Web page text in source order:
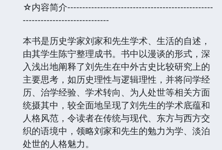
☆内容简介-------------------------------------------------
-----------------------------
本书是历史学家刘家和先生学术、生活的自述，
由其学生陈宁整理成书。书中以漫谈的形式，深
入浅出地阐释了刘先生在中外古史比较研究上的
主要思考，如历史理性与逻辑理性，并将问学经
历、治学经验、学术转向、为人处世等相关方面
统摄其中，较全面地呈现了刘先生的学术底蕴和
人格风范，令读者在传统与现代、东方与西方交
织的语境中，领略刘家和先生的勉力为学、淡泊
处世的人格魅力。